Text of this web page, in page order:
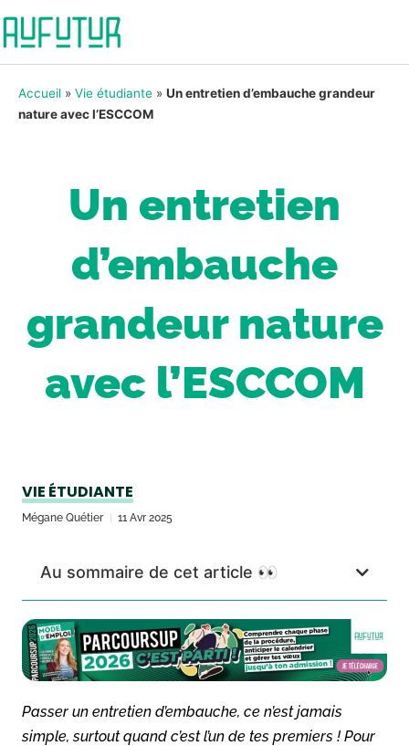
Accueil » Vie étudiante » Un entretien d’embauche grandeur
nature avec l’ESCCOM
Un entretien
d’embauche
grandeur nature
avec l’ESCCOM
VIE ÉTUDIANTE
Mégane Quétier 11 Avr 2025
Au sommaire de cet article 👀
Passer un entretien d’embauche, ce n’est jamais
simple, surtout quand c’est l’un de tes premiers ! Pour